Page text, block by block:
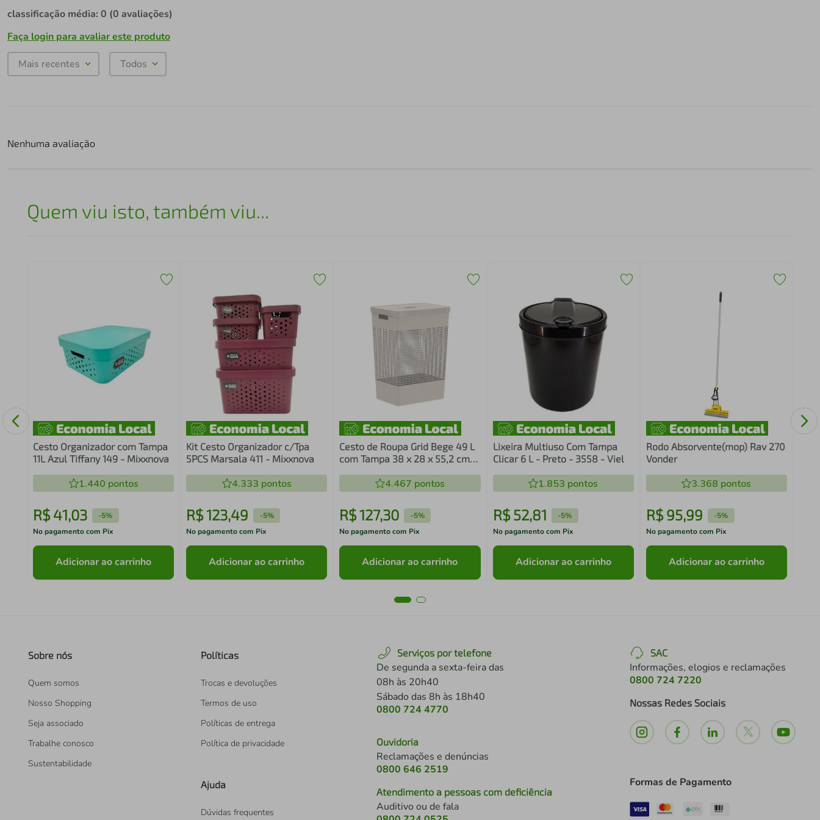
classificação média: 0 (0 avaliações)
Faça login para avaliar este produto
Mais recentes Todos
Nenhuma avaliação
Quem viu isto, também viu...
Cesto Organizador com Tampa
11L Azul Tiffany 149 - Mixxnova
1.440 pontos
R$ 41,03 -5%
No pagamento com Pix
Adicionar ao carrinho
Kit Cesto Organizador c/Tpa
5PCS Marsala 411 - Mixxnova
4.333 pontos
R$123,49 -5%
No pagamento com Pix
Adicionar ao carrinho
Cesto de Roupa Grid Bege 49 L
com Tampa 38 x 28 x 55,2 cm
4.467 pontos
R$127,30 -5%
No pagamento com Pix
Adicionar ao carrinho
Lixeira Multiuso Com Tampa
Clicar 6 L - Preto - 3558 - Viel
1.853 pontos
R$ 52,81 -5%
No pagamento com Pix
Adicionar ao carrinho
Rodo Absorvente(mop) Rav 270
Vonder
3.368 pontos
R$ 95,99 -5%
No pagamento com Pix
Adicionar ao carrinho
Sobre nós
Quem somos
Nosso Shopping
Seja associado
Trabalhe conosco
Sustentabilidade
Políticas
Trocas e devoluções
Termos de uso
Políticas de entrega
Política de privacidade
Ajuda
Dúvidas frequentes
Serviços por telefone
De segunda a sexta-feira das
08h às 20h40
Sábado das 8h às 18h40
0800 724 4770
Ouvidoria
Reclamações e denúncias
0800 646 2519
Atendimento a pessoas com deficiência
Auditivo ou de fala
SAC
Informações, elogios e reclamações
0800 724 7220
Nossas Redes Sociais
Formas de Pagamento